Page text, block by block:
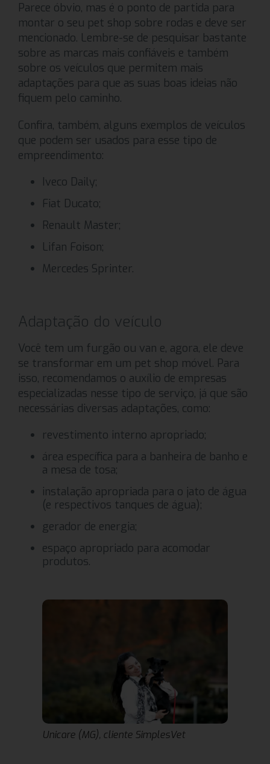
Parece óbvio, mas é o ponto de partida para
montar o seu pet shop sobre rodas e deve ser
mencionado. Lembre-se de pesquisar bastante
sobre as marcas mais confiáveis e também
sobre os veículos que permitem mais
adaptações para que as suas boas ideias não
fiquem pelo caminho.
Confira, também, alguns exemplos de veículos
que podem ser usados para esse tipo de
empreendimento:
Iveco Daily;
Fiat Ducato;
Renault Master;
Lifan Foison;
Mercedes Sprinter.
Adaptação do veículo
Você tem um furgão ou van e, agora, ele deve
se transformar em um pet shop móvel. Para
isso, recomendamos o auxílio de empresas
especializadas nesse tipo de serviço, já que são
necessárias diversas adaptações, como:
revestimento interno apropriado;
área específica para a banheira de banho e
a mesa de tosa;
instalação apropriada para o jato de água
(e respectivos tanques de água);
gerador de energia;
espaço apropriado para acomodar
produtos.
Unicare (MG), cliente SimplesVet